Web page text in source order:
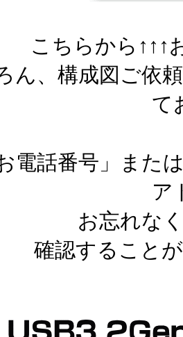
こちらから↑↑↑
ん、構成図ご依
て
電話番号」また
ア
お忘れな
確認すること